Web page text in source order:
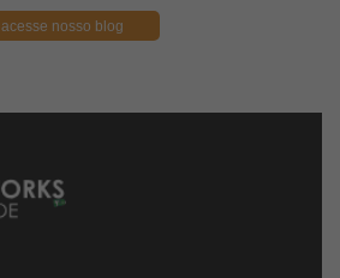
acesse nosso blog